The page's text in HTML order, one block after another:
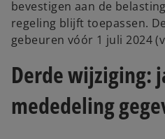
bevestigen aan de
regeling blijft toepassen.
gebeuren vóór 1 juli 2024
Derde wijziging:
mededeling